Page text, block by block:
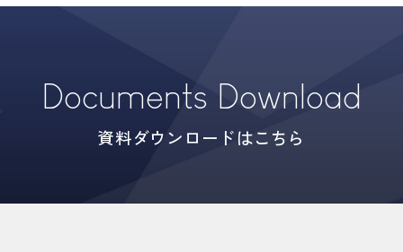
Documents Download
資料ダウンロードはこちら